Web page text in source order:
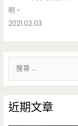
明。
2021.02.03
鍵
字
近期文章